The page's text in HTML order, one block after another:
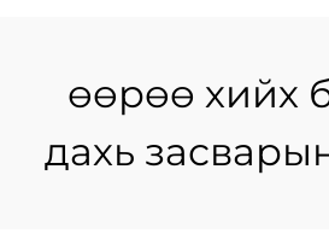
өөрөө хийх
дахь